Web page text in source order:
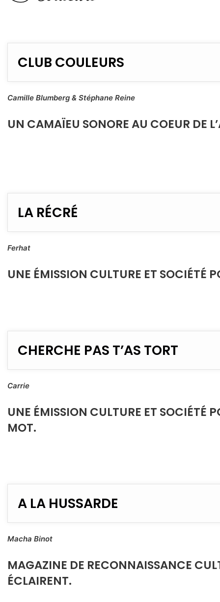
CLUB COULEURS
Camille Blumberg & Stéphane Reine
UN CAMAÏEU SONORE AU COEUR DE
LA RÉCRÉ
Ferhat
UNE ÉMISSION CULTURE ET SOCIÉTÉ
CHERCHE PAS T’AS TORT
Carrie
UNE ÉMISSION CULTURE ET SOCIÉTÉ
MOT.
A LA HUSSARDE
Macha Binot
MAGAZINE DE RECONNAISSANCE
ÉCLAIRENT.